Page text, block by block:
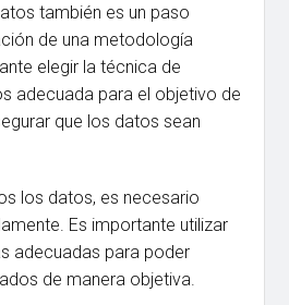
también es un paso
de una metodología
elegir la técnica de
adecuada para el objetivo de
que los datos sean
los datos, es necesario
Es importante utilizar
adecuadas para poder
de manera objetiva.